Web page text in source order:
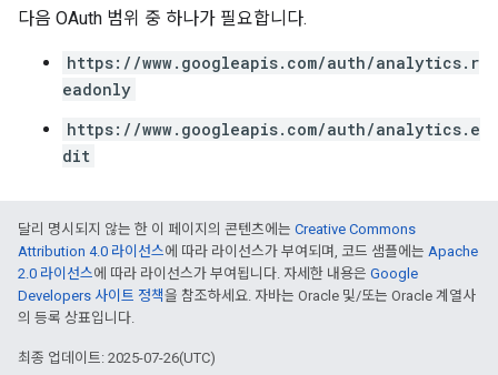
다음 OAuth 범위 중 하나가 필요합니다.
https://www.googleapis.com/auth/analytics.r
eadonly
https://www.googleapis.com/auth/analytics.e
dit
달리 명시되지 않는 한 이 페이지의 콘텐츠에는 Creative Commons
Attribution 4.0 라이선스에 따라 라이선스가 부여되며, 코드 샘플에는 Apache
2.0 라이선스에 따라 라이선스가 부여됩니다. 자세한 내용은 Google
Developers 사이트 정책을 참조하세요. 자바는 Oracle 및/또는 Oracle 계열사
의 등록 상표입니다.
최종 업데이트: 2025-07-26(UTC)